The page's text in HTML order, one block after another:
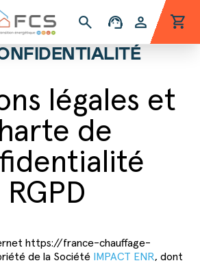
search support_agent person shopping_cart
légales et
de
RGPD
https://france-chauffage-
de la Société
IMPACT ENR, dont